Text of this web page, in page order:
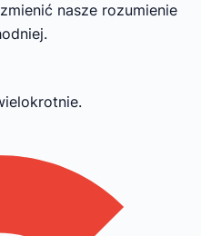
nasze rozumienie